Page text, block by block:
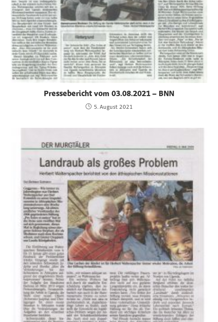
Pressebericht vom 03.08.2021 – BNN
5. August 2021